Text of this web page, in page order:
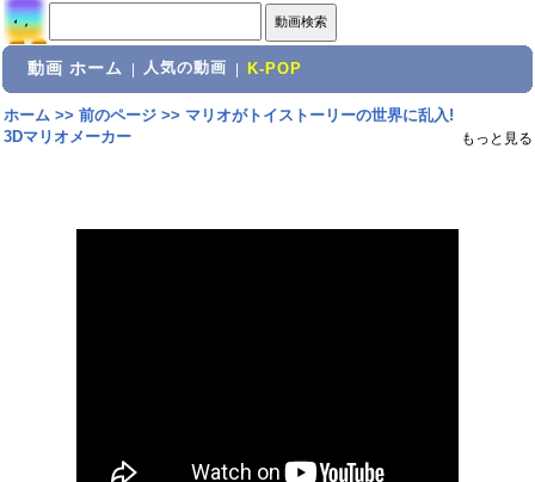
動画 ホーム 人気の動画 K-POP
ホーム>> 前のページ>> マリオがトイストーリーの世界に乱入!
3Dマリオメーカー
もっと見る